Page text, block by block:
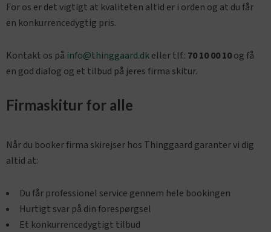
For os er det vigtigt at kvaliteten altid er i orden og at du får
en konkurrencedygtig pris.
Kontakt os på info@thinggaard.dkeller tlf.: 70 10 00 10og få
en god dialog og et tilbud på jeres firma skitur.
Firmaskitur for alle
Når du booker firma skirejser hos Thinggaard garanter vi dig
altid at:
Du får professionel service gennem hele bookingen
Hurtigt svar på din forespørgsel
Et konkurrencedygtigt tilbud